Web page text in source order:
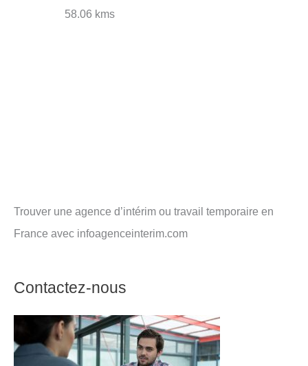
58.06 kms
Trouver une agence d’intérim ou travail temporaire en
France avec infoagenceinterim.com
Contactez-nous